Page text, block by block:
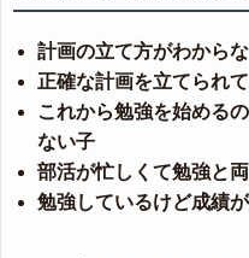
計画の立て方がわから
正確な計画を立てられ
これから勉強を始める
ない子
部活が忙しくて勉強と
勉強しているけど成績